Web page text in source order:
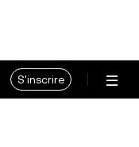
S'inscrire